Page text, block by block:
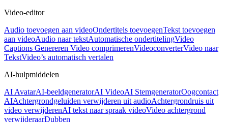
Video-editor
Audio toevoegen aan videoOndertitels toevoegenTekst toevoegen
aan videoAudio naar tekstAutomatische ondertitelingVideo
Captions Genereren Video comprimerenVideoconverterVideo naar
TekstVideo’s automatisch vertalen
AI-hulpmiddelen
AI AvatarAI-beeldgeneratorAI VideoAI StemgeneratorOogcontact
AIAchtergrondgeluiden verwijderen uit audioAchtergrondruis uit
video verwijderenAI tekst naar spraak videoVideo achtergrond
verwijderaarDubben